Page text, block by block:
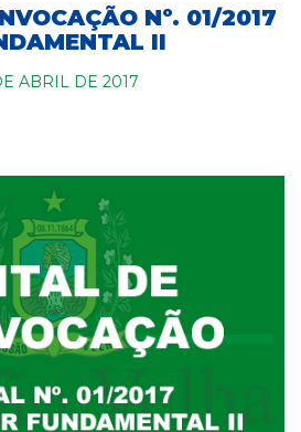
Nº. 01/2017
II
ABRIL DE 2017